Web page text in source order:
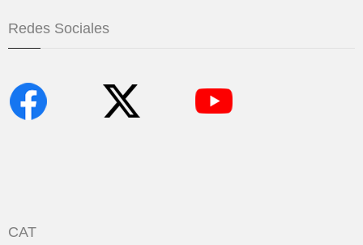
Redes Sociales
CAT